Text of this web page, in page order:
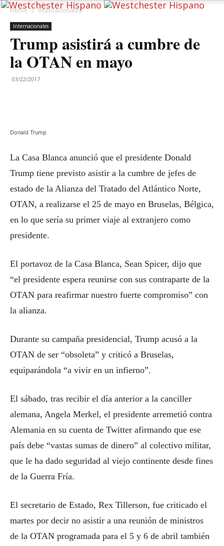
Home Internacionales
Internacionales
Trump asistirá a cumbre de
la OTAN en mayo
03/22/2017
Donald Trump
La Casa Blanca anunció que el presidente Donald
Trump tiene previsto asistir a la cumbre de jefes de
estado de la Alianza del Tratado del Atlántico Norte,
OTAN, a realizarse el 25 de mayo en Bruselas, Bélgica,
en lo que sería su primer viaje al extranjero como
presidente.
El portavoz de la Casa Blanca, Sean Spicer, dijo que
“el presidente espera reunirse con sus contraparte de la
OTAN para reafirmar nuestro fuerte compromiso” con
la alianza.
Durante su campaña presidencial, Trump acusó a la
OTAN de ser “obsoleta” y criticó a Bruselas,
equiparándola “a vivir en un infierno”.
El sábado, tras recibir el día anterior a la canciller
alemana, Angela Merkel, el presidente arremetió contra
Alemania en su cuenta de Twitter afirmando que ese
país debe “vastas sumas de dinero” al colectivo militar,
que le ha dado seguridad al viejo continente desde fines
de la Guerra Fría.
El secretario de Estado, Rex Tillerson, fue criticado el
martes por decir no asistir a una reunión de ministros
de la OTAN programada para el 5 y 6 de abril también